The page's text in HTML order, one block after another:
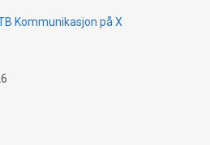
Kommunikasjon på X